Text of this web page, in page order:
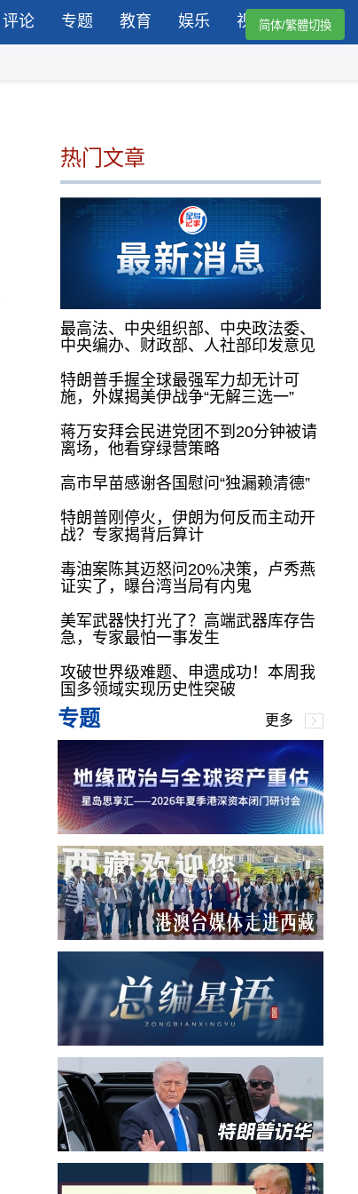
评论 专题 教育 娱乐 视频简体/繁體切換
热门文章
最高法、中央组织部、中央政法委、
中央编办、财政部、人社部印发意见
特朗普手握全球最强军力却无计可
施，外媒揭美伊战争“无解三选一”
蒋万安拜会民进党团不到20分钟被请
离场，他看穿绿营策略
高市早苗感谢各国慰问“独漏赖清德”
特朗普刚停火，伊朗为何反而主动开
战？专家揭背后算计
毒油案陈其迈怒问20%决策，卢秀燕
证实了，曝台湾当局有内鬼
美军武器快打光了？高端武器库存告
急，专家最怕一事发生
攻破世界级难题、申遗成功！本周我
国多领域实现历史性突破
专题 更多